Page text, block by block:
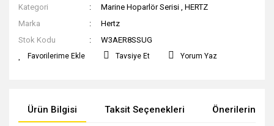
Kategori Marine Hoparlör Serisi ,HERTZ
Marka
Hertz
Stok Kodu
W3AER8SSUG
Tavsiye Et Yorum Yaz
Ürün Bilgisi Taksit Seçenekleri Önerileriniz